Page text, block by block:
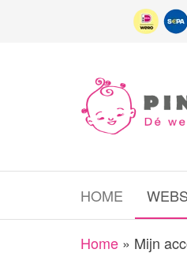
Parents
HOME
Home » Mijn